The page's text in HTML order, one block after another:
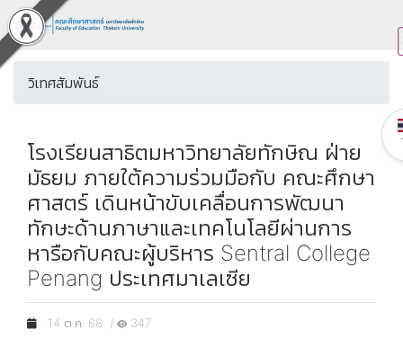
วิเทศสัมพันธ์
โรงเรียนสาธิตมหาวิทยาลัยทักษิณ ฝ่าย
มัธยม ภายใต้ความร่วมมือกับ คณะศึกษา
ศาสตร์ เดินหน้าขับเคลื่อนการพัฒนา
ทักษะด้านภาษาและเทคโนโลยีผ่านการ
หารือกับคณะผู้บริหาร Sentral College
Penang ประเทศมาเลเซีย
14 ต.ค. 68 / 347